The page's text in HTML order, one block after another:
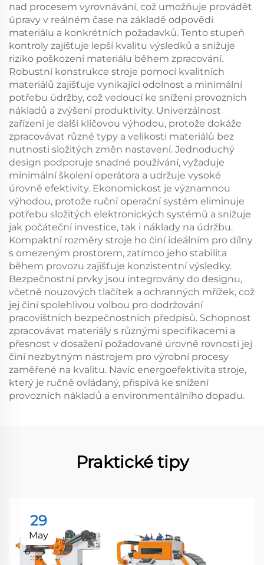
nad procesem vyrovnávání, což umožňuje provádět
úpravy v reálném čase na základě odpovědi
materiálu a konkrétních požadavků. Tento stupeň
kontroly zajišťuje lepší kvalitu výsledků a snižuje
riziko poškození materiálu během zpracování.
Robustní konstrukce stroje pomocí kvalitních
materiálů zajišťuje vynikající odolnost a minimální
potřebu údržby, což vedoucí ke snížení provozních
nákladů a zvýšení produktivity. Univerzálnost
zařízení je další klíčovou výhodou, protože dokáže
zpracovávat různé typy a velikosti materiálů bez
nutnosti složitých změn nastavení. Jednoduchý
design podporuje snadné používání, vyžaduje
minimální školení operátora a udržuje vysoké
úrovně efektivity. Ekonomickost je významnou
výhodou, protože ruční operační systém eliminuje
potřebu složitých elektronických systémů a snižuje
jak počáteční investice, tak i náklady na údržbu.
Kompaktní rozměry stroje ho činí ideálním pro dílny
s omezeným prostorem, zatímco jeho stabilita
během provozu zajišťuje konzistentní výsledky.
Bezpečnostní prvky jsou integrovány do designu,
včetně nouzových tlačítek a ochranných mřížek, což
jej činí spolehlivou volbou pro dodržování
pracovištních bezpečnostních předpisů. Schopnost
zpracovávat materiály s různými specifikacemi a
přesnost v dosažení požadované úrovně rovnosti jej
činí nezbytným nástrojem pro výrobní procesy
zaměřené na kvalitu. Navíc energoefektivita stroje,
který je ručně ovládaný, přispívá ke snížení
provozních nákladů a environmentálního dopadu.
Praktické tipy
29
May